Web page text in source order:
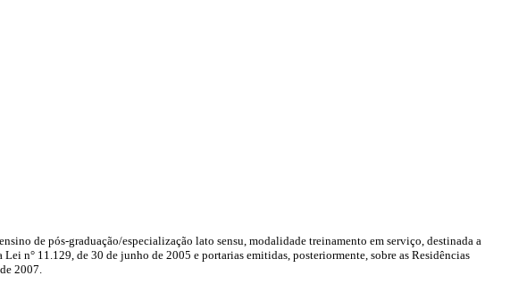
de pós-graduação/especialização lato sensu, modalidade treinamento em serviço, destinada a
Lei n° 11.129, de 30 de junho de 2005 e portarias emitidas, posteriormente, sobreas Residências
2007.